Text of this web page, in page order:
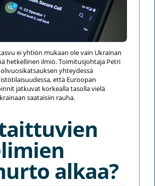
ei yhtiön mukaan ole vain Ukrainan
hetkellinen ilmiö. Toimitusjohtaja Petri
yhteydessä
että Euroopan
jatkuvat korkealla tasolla vielä
saataisiin rauha.
alkaa?